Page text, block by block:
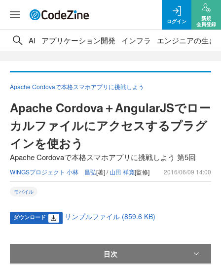
ログイン
新規
会員登録
AI アプリケーション開発 インフラ エンジニアの生き
Apache Cordovaで本格スマホアプリに挑戦しよう
Apache Cordova＋AngularJSでロー
カルファイルにアクセスするプラグ
インを使おう
Apache Cordovaで本格スマホアプリに挑戦しよう 第5回
WINGSプロジェクト 小林 昌弘[著] /山田 祥寛[監修] 2016/06/09 14:00
モバイル
ダウンロード サンプルファイル (859.6 KB)
目次